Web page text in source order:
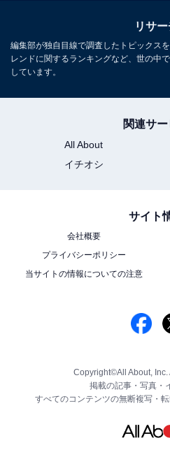
リサ
編集部が独自目線で調査したトピックス
レンドに関するランキングなど、世の中
しています。
関連サ
All About
イチオシ
サイト
会社概要
プライバシーポリシー
当サイトの情報についての注意
Copyright©All About,
掲載の記事・写真・
すべてのコンテンツの無断複写・